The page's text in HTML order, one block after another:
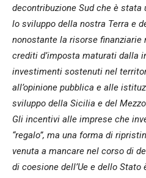
decontribuzione Sud che è
lo sviluppo della nostra Terra e
nonostante la risorse
crediti d’imposta maturati dalla
investimenti sostenuti nel
all’opinione pubblica e alle
sviluppo della Sicilia e del
Gli incentivi alle imprese che
“regalo”, ma una forma di
venuta a mancare nel corso di
di coesione dell’Ue e dello